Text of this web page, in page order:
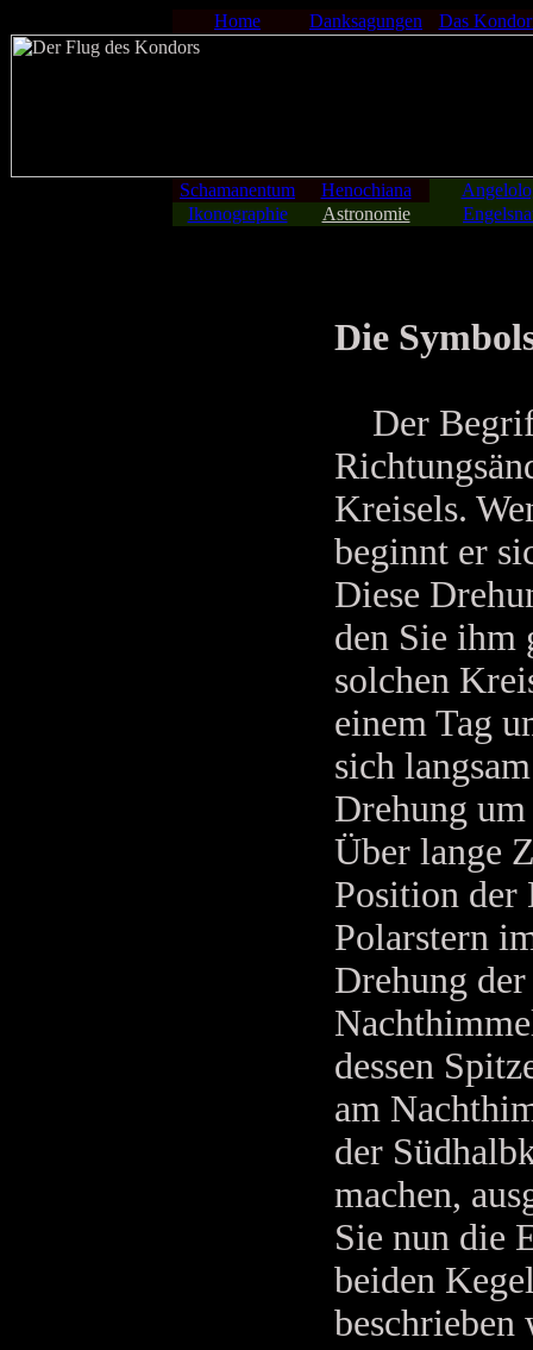
Home Danksagungen Das
Schamanentum Henochiana
Ikonographie
Astronomie
Die
Der
Kreisels.
beginnt er
Diese
den Sie ihm
solchen
einem Tag
sich
Drehung
Über lange
Position der
Polarstern
Drehung
dessen
am
der
machen,
Sie nun die
beiden